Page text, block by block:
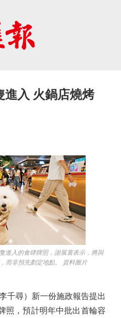
進入 火鍋店燒烤
進入的食肆牌照，謝展寰表示，將與
而非預先劃定地點。 資料圖片
尋）新一份施政報告提出
照，預計明年中批出首輪容